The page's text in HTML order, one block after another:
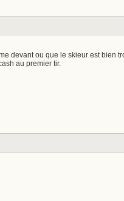
devant ou que le skieur est bien
au premier tir.